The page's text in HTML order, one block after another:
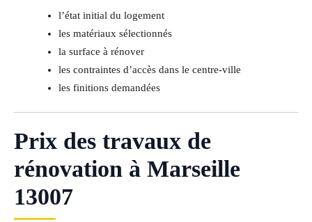
l’état initial du logement
les matériaux sélectionnés
la surface à rénover
les contraintes d’accès dans le centre-ville
les finitions demandées
Prix des travaux de
rénovation à Marseille
13007